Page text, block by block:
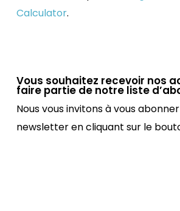
Calculator.
Vous souhaitez recevoir nos
faire partie de notre liste
Nous vous invitons à vous
newsletter en cliquant sur le